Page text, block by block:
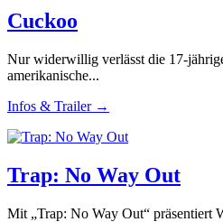
Cuckoo
Nur widerwillig verlässt die 17-
amerikanische...
Infos & Trailer →
Trap: No Way Out
Mit „Trap: No Way Out“ präsentiert